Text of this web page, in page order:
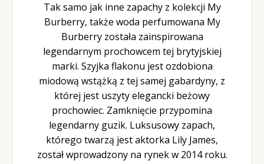
Tak samo jak inne zapachy z kolekcji My
Burberry, także woda perfumowana My
Burberry została zainspirowana
legendarnym prochowcem tej brytyjskiej
marki. Szyjka flakonu jest ozdobiona
miodową wstążką z tej samej gabardyny, z
której jest uszyty elegancki beżowy
prochowiec. Zamknięcie przypomina
legendarny guzik. Luksusowy zapach,
którego twarzą jest aktorka Lily James,
został wprowadzony na rynek w 2014 roku.